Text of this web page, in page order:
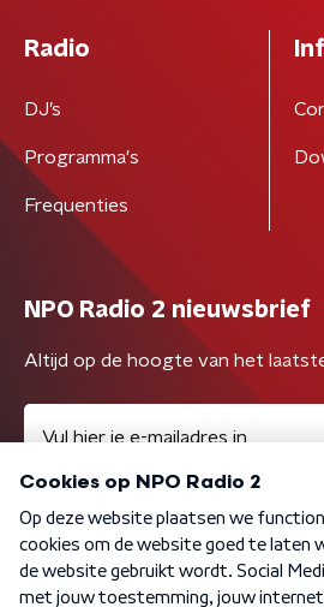
Radio
DJ’s
Programma's
Frequenties
NPO Radio 2 nieuwsbrief
Altijd op de hoogte van het
Algemene voorwaarden